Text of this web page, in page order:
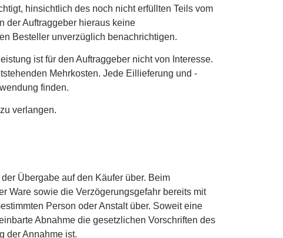
hinsichtlich des noch nicht erfüllten Teils vom
der Auftraggeber hieraus keine
Besteller unverzüglich benachrichtigen.
ist für den Auftraggeber nicht von Interesse.
Mehrkosten. Jede Eillieferung und -
finden.
verlangen.
Übergabe auf den Käufer über. Beim
Ware sowie die Verzögerungsgefahr bereits mit
Person oder Anstalt über. Soweit eine
Abnahme die gesetzlichen Vorschriften des
der Annahme ist.